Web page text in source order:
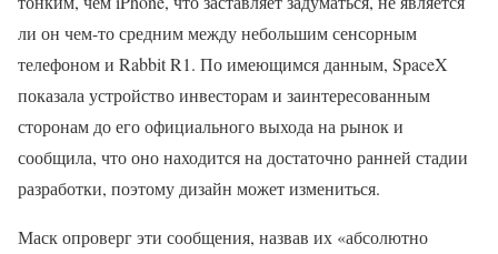
ли он чем-то средним между небольшим сенсорным
телефоном и Rabbit R1. По имеющимся данным, SpaceX
показала устройство инвесторам и заинтересованным
сторонам до его официального выхода на рынок и
сообщила, что оно находится на достаточно ранней стадии
разработки, поэтому дизайн может измениться.
Маск опроверг эти сообщения, назвав их «абсолютно